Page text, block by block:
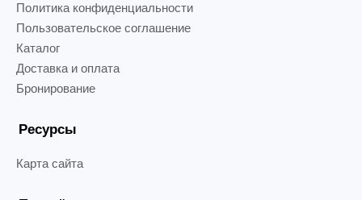
Политика конфиденциальности
Пользовательское соглашение
Каталог
Доставка и оплата
Бронирование
Ресурсы
Карта сайта